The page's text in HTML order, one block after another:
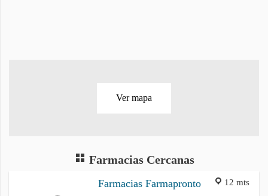
Ver mapa
Farmacias Cercanas
12 mts
Farmacias Farmapronto